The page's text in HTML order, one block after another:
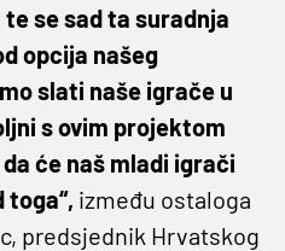
se sad ta suradnja
opcija našeg
slati naše igrače u
s ovim projektom
će naš mladi igrači
između ostaloga
predsjednik Hrvatskog